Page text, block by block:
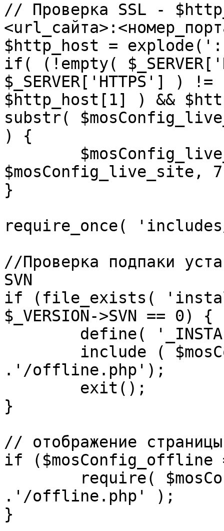
// Проверка SSL -
$http_host = explode(':',
if( (!empty(
$_SERVER['HTTPS']
$http_host[1] ) &&
substr(
) {
$mosConfig_live_site,
}
require_once(
//Проверка подпаки
SVN
if (file_exists(
$_VERSION->SVN == 0) {
.'/offline.php');
}
// отображение
if ($mosConfig_offline
.'/offline.php' );
}